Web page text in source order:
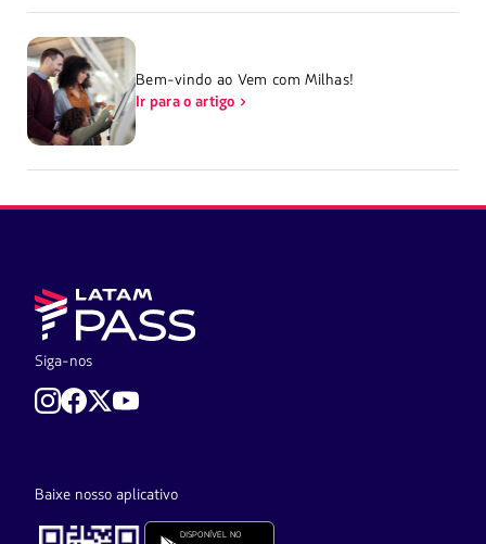
Bem-vindo ao Vem com Milhas!
Ir para o artigo
Siga-nos
Baixe nosso aplicativo
DISPONÍVEL NO